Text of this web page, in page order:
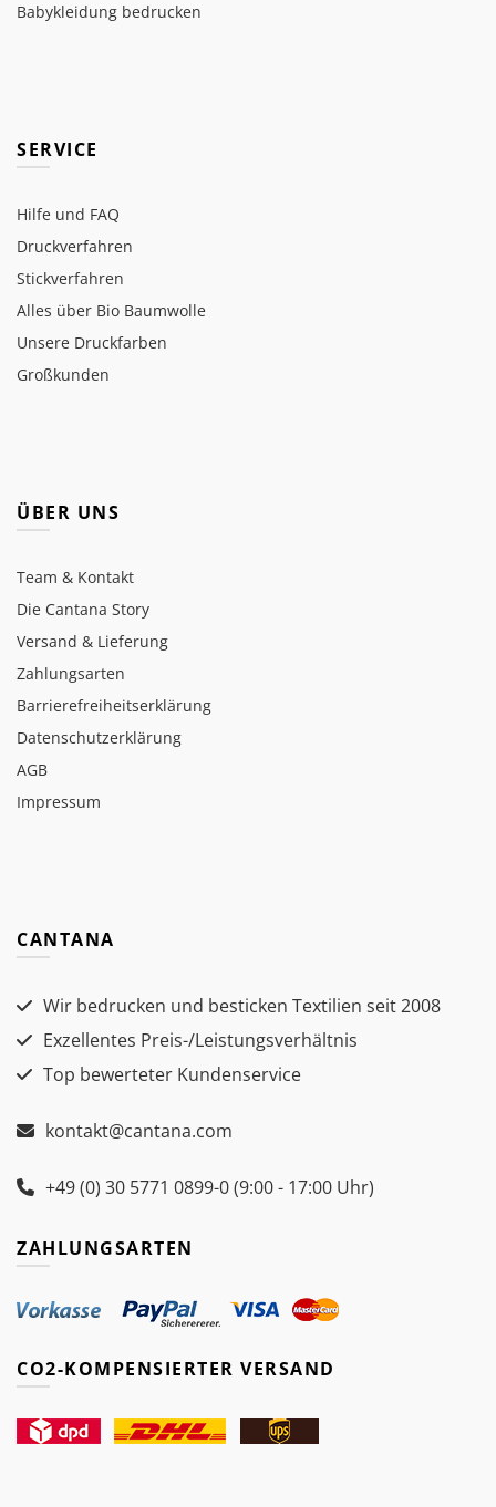
Babykleidung bedrucken
SERVICE
Hilfe und FAQ
Druckverfahren
Stickverfahren
Alles über Bio Baumwolle
Unsere Druckfarben
Großkunden
ÜBER UNS
Team & Kontakt
Die Cantana Story
Versand & Lieferung
Zahlungsarten
Barrierefreiheitserklärung
Datenschutzerklärung
AGB
Impressum
CANTANA
Wir bedrucken und besticken Textilien seit 2008
Exzellentes Preis-/Leistungsverhältnis
Top bewerteter Kundenservice
kontakt@cantana.com
+49 (0) 30 5771 0899-0 (9:00 - 17:00 Uhr)
ZAHLUNGSARTEN
CO2-KOMPENSIERTER VERSAND